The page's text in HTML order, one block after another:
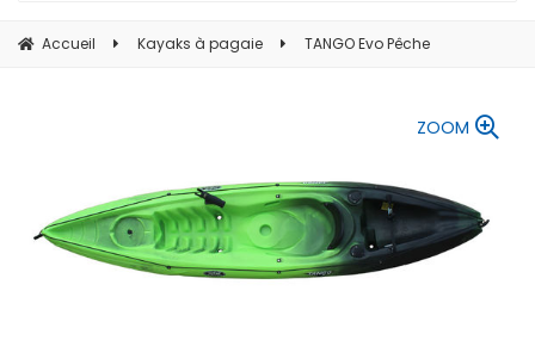
Accueil Kayaks à pagaie TANGO Evo Pêche
ZOOM